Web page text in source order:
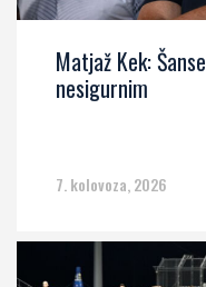
Matjaž Kek:
nesigurnim
7. kolovoza, 2026